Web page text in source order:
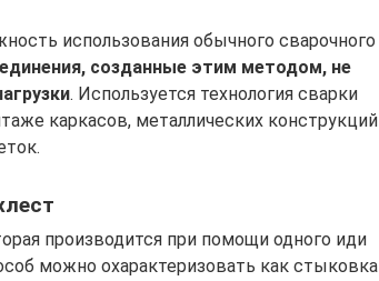
использования обычного сварочного
созданные этим методом, не
. Используется технология сварки
каркасов, металлических конструкций
производится при помощи одного иди
можно охарактеризовать как стыковка